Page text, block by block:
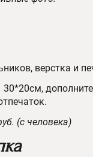
верстка и
(с человека)